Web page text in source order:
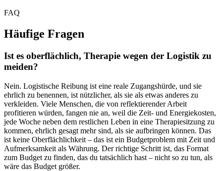
FAQ
Häufige Fragen
Ist es oberflächlich, Therapie wegen der Logistik zu
meiden?
Nein. Logistische Reibung ist eine reale Zugangshürde, und sie
ehrlich zu benennen, ist nützlicher, als sie als etwas anderes zu
verkleiden. Viele Menschen, die von reflektierender Arbeit
profitieren würden, fangen nie an, weil die Zeit- und Energiekosten,
jede Woche neben dem restlichen Leben in eine Therapiesitzung zu
kommen, ehrlich gesagt mehr sind, als sie aufbringen können. Das
ist keine Oberflächlichkeit – das ist ein Budgetproblem mit Zeit und
Aufmerksamkeit als Währung. Der richtige Schritt ist, das Format
zum Budget zu finden, das du tatsächlich hast – nicht so zu tun, als
wäre das Budget größer.